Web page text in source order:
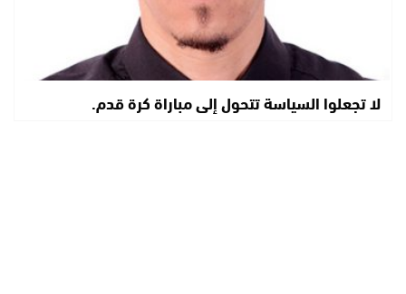
لا تجعلوا السياسة تتحول إلى مباراة كرة قدم.